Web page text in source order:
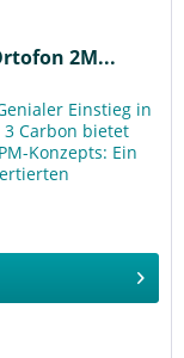
2M...
Einstieg in
Carbon bietet
Konzepts: Ein